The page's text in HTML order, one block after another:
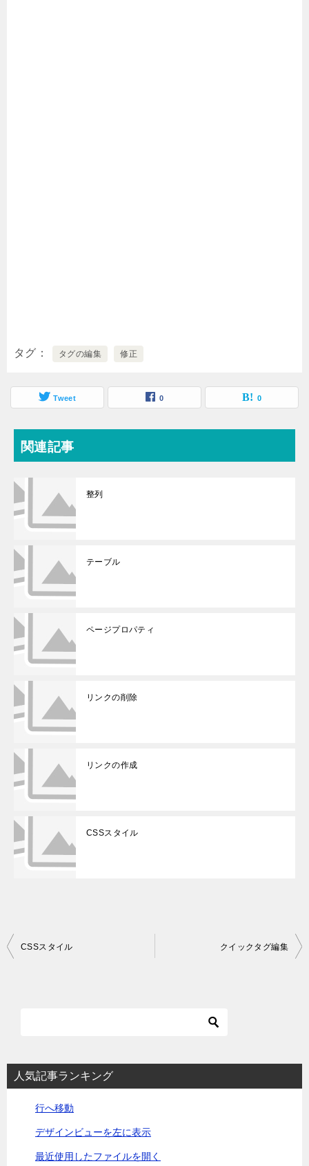
タグ タグの編集 修正
Tweet 0 0
関連記事
整列
テーブル
ページプロパティ
リンクの削除
リンクの作成
CSSスタイル
投
シ
CSSスタイル クイックタグ編集
人気記事ランキング
行へ移動
デザインビューを左に表示
最近使用したファイルを開く